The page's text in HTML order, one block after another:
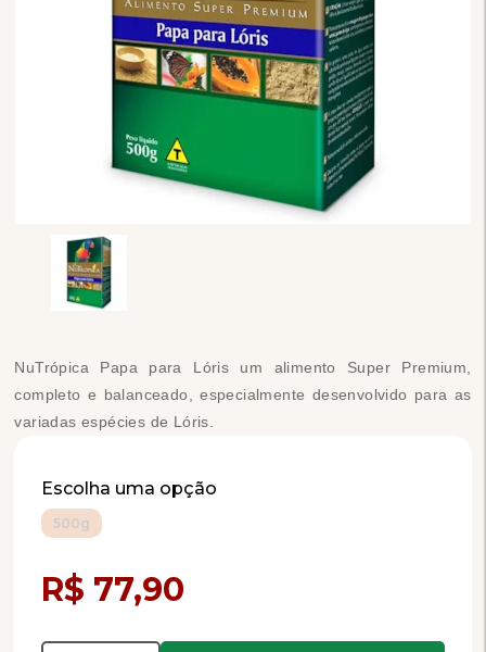
NuTrópica Papa para Lóris um alimento Super Premium,
completo e balanceado, especialmente desenvolvido para as
variadas espécies de Lóris.
Escolha uma opção
500g
R$ 77,90